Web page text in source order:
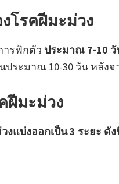
โรคฝีมะม่วง
ารฟักตัว ประมาณ 7-10
ประมาณ 10-30 วัน หลังจ
ฝีมะม่วง
งแบ่งออกเป็น 3 ระยะ ดั